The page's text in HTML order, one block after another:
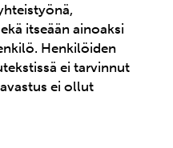
itseään ainoaksi
Henkilöiden
ei tarvinnut
ei ollut